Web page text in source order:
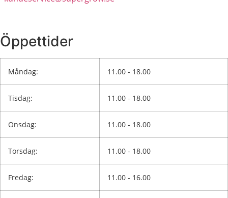
Öppettider
Måndag: 11.00 - 18.00
Tisdag: 11.00 - 18.00
Onsdag: 11.00 - 18.00
Torsdag: 11.00 - 18.00
Fredag: 11.00 - 16.00